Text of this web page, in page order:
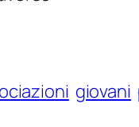
giovani